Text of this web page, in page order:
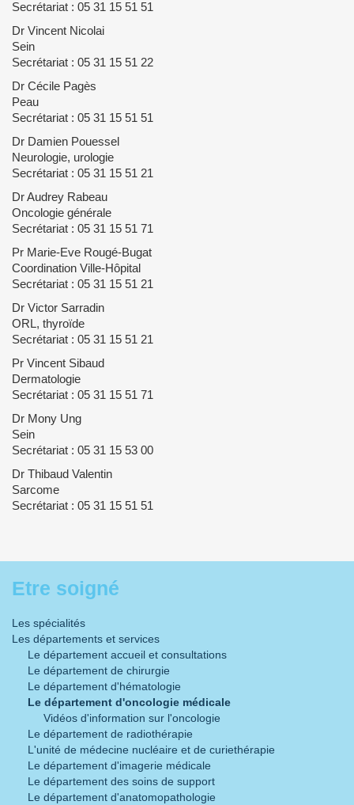
Secrétariat : 05 31 15 51 51
Dr Vincent Nicolai
Sein
Secrétariat : 05 31 15 51 22
Dr Cécile Pagès
Peau
Secrétariat : 05 31 15 51 51
Dr Damien Pouessel
Neurologie, urologie
Secrétariat : 05 31 15 51 21
Dr Audrey Rabeau
Oncologie générale
Secrétariat : 05 31 15 51 71
Pr Marie-Eve Rougé-Bugat
Coordination Ville-Hôpital
Secrétariat : 05 31 15 51 21
Dr Victor Sarradin
ORL, thyroïde
Secrétariat : 05 31 15 51 21
Pr Vincent Sibaud
Dermatologie
Secrétariat : 05 31 15 51 71
Dr Mony Ung
Sein
Secrétariat : 05 31 15 53 00
Dr Thibaud Valentin
Sarcome
Secrétariat : 05 31 15 51 51
Etre soigné
Les spécialités
Les départements et services
Le département accueil et consultations
Le département de chirurgie
Le département d'hématologie
Le département d'oncologie médicale
Vidéos d'information sur l'oncologie
Le département de radiothérapie
L'unité de médecine nucléaire et de curiethérapie
Le département d'imagerie médicale
Le département des soins de support
Le département d'anatomopathologie